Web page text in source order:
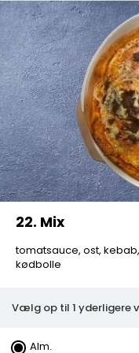
Menuer Italiensk
22. Mix
tomatsauce, ost,
kødbolle
Vælg op til 1 yderligere
Alm.